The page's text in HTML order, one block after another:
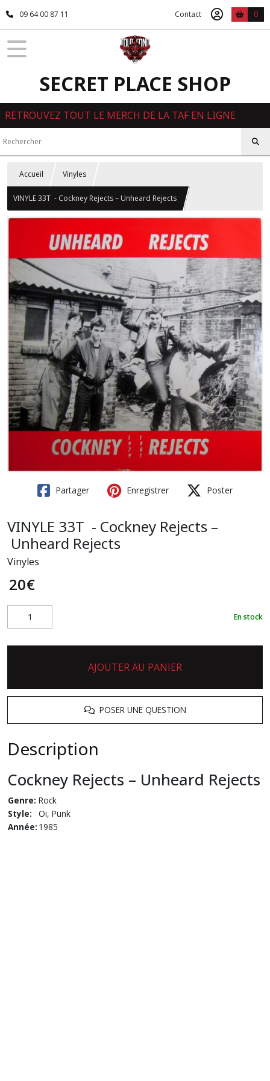
09 64 00 87 11 Contact 0
SECRET PLACE SHOP
RETROUVEZ TOUT LE MERCH DE LA TAF EN LIGNE
Accueil Vinyles
VINYLE 33T - Cockney Rejects – Unheard Rejects
Partager Enregistrer Poster
VINYLE 33T - Cockney Rejects –
Unheard Rejects
Vinyles
20€
En stock
AJOUTER AU PANIER
POSER UNE QUESTION
Description
Cockney Rejects – Unheard Rejects
Genre: Rock
Style:
Oi, Punk
Année: 1985